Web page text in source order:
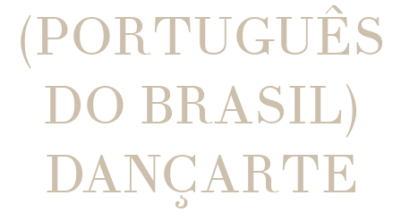
(PORTUGUÊS
DO BRASIL)
DANÇARTE